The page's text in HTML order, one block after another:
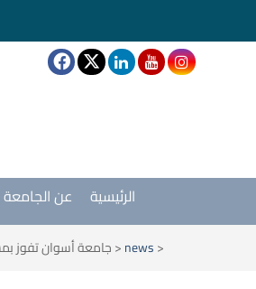
عن الجامعة الرئيسية
<
news
<جامعة أسوان تفوز